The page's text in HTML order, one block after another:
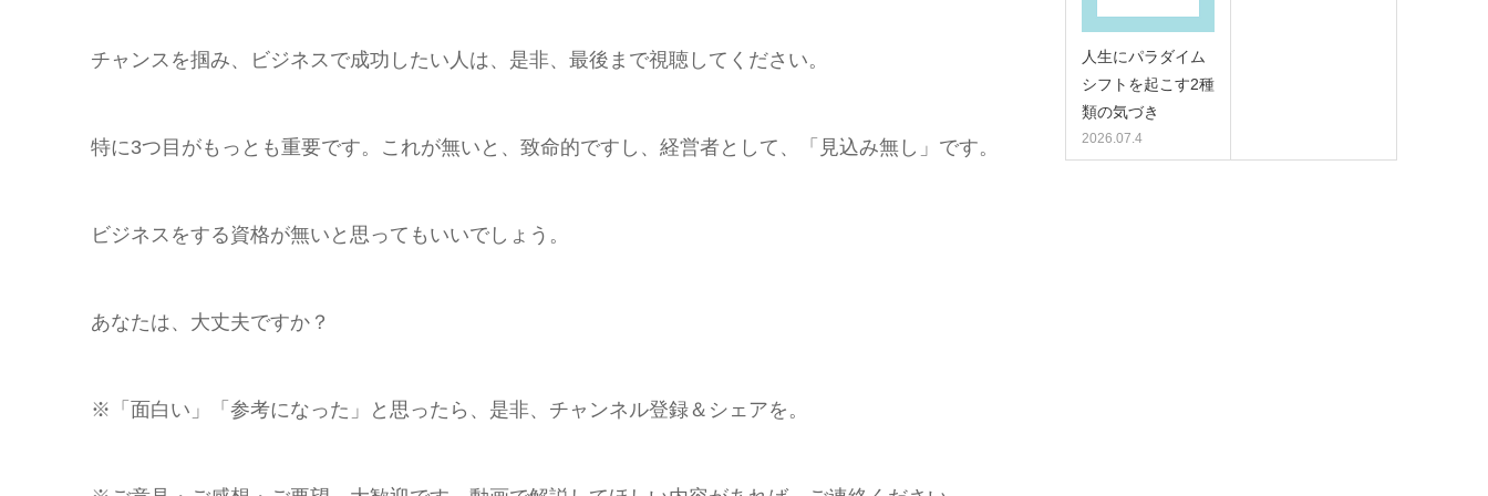
チャンスを掴み、ビジネスで成功したい人は、是非、最後まで視聴してください。
特に3つ目がもっとも重要です。これが無いと、致命的ですし、経営者として、「見込み無し」です。
ビジネスをする資格が無いと思ってもいいでしょう。
あなたは、大丈夫ですか？
※「面白い」「参考になった」と思ったら、是非、チャンネル登録＆シェアを。
人生にパラダイム
シフトを起こす2種
類の気づき
2026.07.4